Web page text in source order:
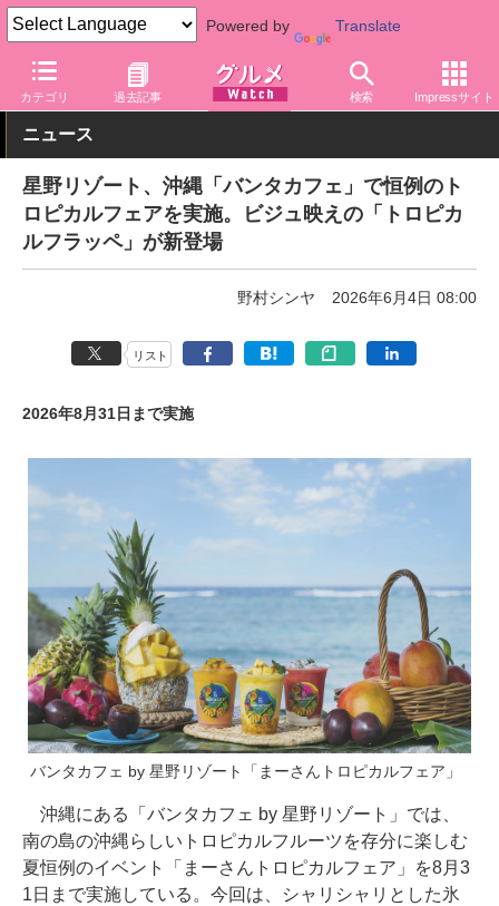
Powered by Translate
カテゴリ 過去記事 検索 Impressサイト
グルメ Watch 地域
ニュース
星野リゾート、沖縄「バンタカフェ」で恒例のト
ロピカルフェアを実施。ビジュ映えの「トロピカ
ルフラッペ」が新登場
野村シンヤ 2026年6月4日 08:00
リスト
2026年8月31日まで実施
バンタカフェ by 星野リゾート「まーさんトロピカルフェア」
沖縄にある「バンタカフェ by 星野リゾート」では、
南の島の沖縄らしいトロピカルフルーツを存分に楽しむ
夏恒例のイベント「まーさんトロピカルフェア」を8月3
1日まで実施している。今回は、シャリシャリとした氷